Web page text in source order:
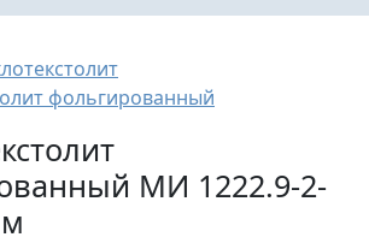
фольгированный
МИ 1222.9-2-